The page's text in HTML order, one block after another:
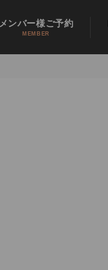
メンバー様ご予約
MEMBER